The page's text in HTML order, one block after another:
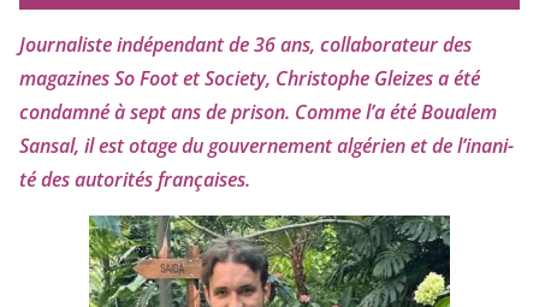
Journaliste indé­pen­dant de36ans, col­la­bo­ra­teur des
maga­zines So Foot et Society, Christophe Gleizesa été
condam­né à sept ans de pri­son. Comme l’a été Boualem
Sansal, il est otage du gou­ver­ne­ment algé­rien et de l’i­na­ni­
té des auto­ri­tés françaises.